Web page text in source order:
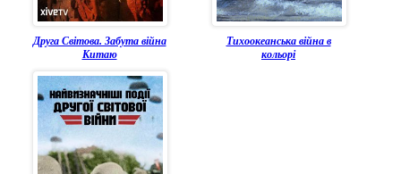
Друга Світова. Забута війна
Китаю
Тихоокеанська війна в
кольорі